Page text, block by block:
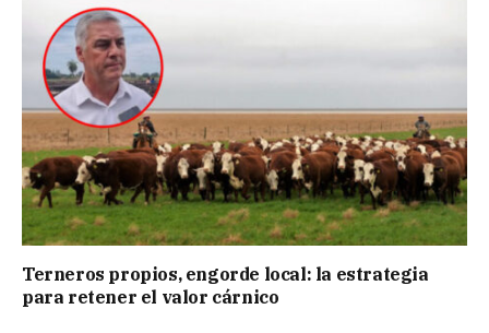
Terneros propios, engorde local: la estrategia
para retener el valor cárnico